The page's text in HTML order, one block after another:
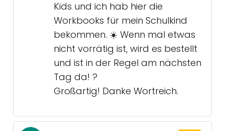
Kids und ich hab hier die
Workbooks für mein Schulkind
bekommen. ☀️ Wenn mal etwas
nicht vorrätig ist, wird es bestellt
und ist in der Regel am nächsten
Tag da! ?
Großartig! Danke Wortreich.